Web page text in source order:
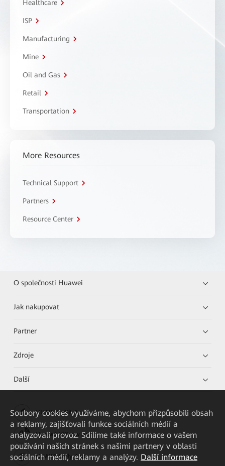
Healthcare
ISP
Manufacturing
Mine
Oil and Gas
Retail
Transportation
More Resources
Technical Support
Partners
Resource Center
O společnosti Huawei
Jak nakupovat
Partner
Zdroje
Další
HUAWEI eKit App
Huawei HiKnow App
HUAWEI eFly App
Soubory cookies využíváme, abychom přizpůsobili obsah
a reklamy, zajišťovali funkce sociálních médií a
analyzovali provoz. Sdílíme také informace o vašem
používání našich stránek s našimi partnery v oblasti
sociálních médií, reklamy a analýzy. Další informace